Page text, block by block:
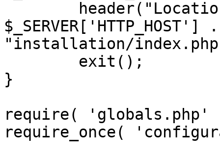
"installation/
}
require(
require_once(